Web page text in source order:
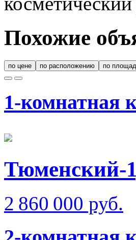
Похожие
по цене по расположению по
1-комнатная
Тюменский-
2 860 000 руб.